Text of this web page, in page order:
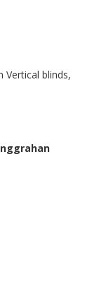
Vertical blinds,